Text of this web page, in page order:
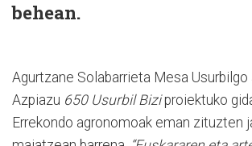
behean.
Agurtzane Solabarrieta Mesa Usurbilgo
Azpiazu 650 Usurbil Biziproiektuko
Errekondo agronomoak eman zituzten